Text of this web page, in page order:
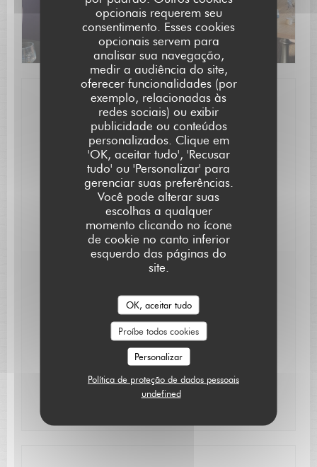
opcionais requerem seu
consentimento. Esses cookies
opcionais servem para
analisar sua navegação,
medir a audiência do site,
oferecer funcionalidades (por
exemplo, relacionadas às
redes sociais) ou exibir
publicidade ou conteúdos
personalizados. Clique em
'OK, aceitar tudo', 'Recusar
tudo' ou 'Personalizar' para
gerenciar suas preferências.
Você pode alterar suas
escolhas a qualquer
momento clicando no ícone
de cookie no canto inferior
esquerdo das páginas do
site.
OK, aceitar tudo
Proíbe todos cookies
Personalizar
Política de proteção de dados pessoais
undefined
Informações gerais
Serviços
Acesso para pessoas com mobilidade reduzida
Métodos de pagamento
Eurocard/Mastercard, Transferência bancária,
Dinheiro, Visa, Cheques, American Express, Cartão
Azul
12:15 - 13:15
L'AUBERGE SAINT JEAN